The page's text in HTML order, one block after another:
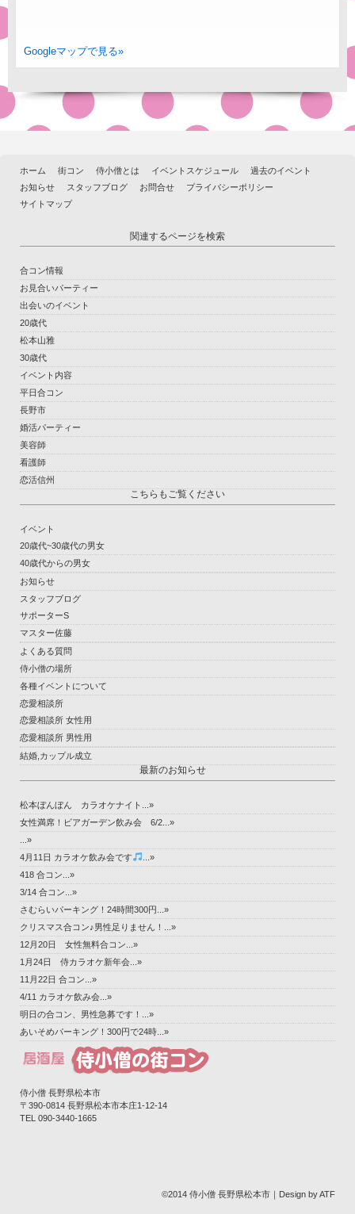
Googleマップで見る»
ホーム 街コン 侍小僧とは イベントスケジュール
過去のイベント
お知らせ
スタッフブログ お問合せ
プライバシーポリシー
サイトマップ
関連するページを検索
合コン情報
お見合いパーティー
出会いのイベント
20歳代
松本山雅
30歳代
イベント内容
平日合コン
長野市
婚活パーティー
美容師
看護師
恋活信州
こちらもご覧ください
イベント
20歳代~30歳代の男女
40歳代からの男女
お知らせ
スタッフブログ
サポーターS
マスター佐藤
よくある質問
侍小僧の場所
各種イベントについて
恋愛相談所
恋愛相談所 女性用
恋愛相談所 男性用
結婚,カップル成立
最新のお知らせ
松本ぼんぼん カラオケナイト...»
女性満席！ビアガーデン飲み会 6/2...»
...»
4月11日 カラオケ飲み会です
...»
418 合コン...»
3/14 合コン...»
さむらいパーキング！24時間300円...»
クリスマス合コン♪男性足りません！...»
12月20日 女性無料合コン...»
1月24日 侍カラオケ新年会...»
11月22日 合コン...»
4/11 カラオケ飲み会...»
明日の合コン、男性急募です！...»
あいそめパーキング！300円で24時...»
侍小僧 長野県松本市
〒390-0814 長野県松本市本庄1-12-14‎
TEL 090-3440-1665
©2014 侍小僧 長野県松本市｜Design by ATF